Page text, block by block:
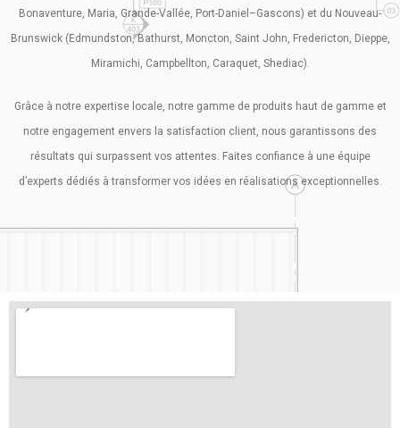
Bonaventure, Maria, Grande-Vallée, Port-Daniel–Gascons) et du Nouveau-
Brunswick (Edmundston, Bathurst, Moncton, Saint John, Fredericton, Dieppe,
Miramichi, Campbellton, Caraquet, Shediac).
Grâce à notre expertise locale, notre gamme de produits haut de gamme et
notre engagement envers la satisfaction client, nous garantissons des
résultats qui surpassent vos attentes. Faites confiance à une équipe
d’experts dédiés à transformer vos idées en réalisations exceptionnelles.